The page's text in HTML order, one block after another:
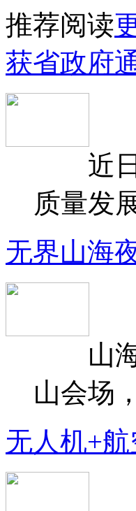
推荐阅读
获省政府
近日
质量发
无界山海
山海
山会场
无人机+